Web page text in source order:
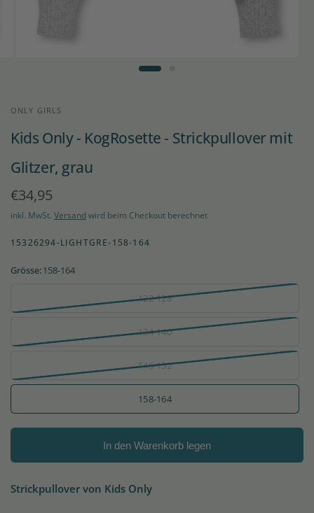
ONLY GIRLS
Kids Only - KogRosette - Strickpullover mit
Glitzer, grau
€34,95
inkl. MwSt. Versand wird beim Checkout berechnet
15326294-LIGHTGRE-158-164
Grösse:158-164
122-128
134-140
146-152
158-164
In den Warenkorb legen
Strickpullover von Kids Only